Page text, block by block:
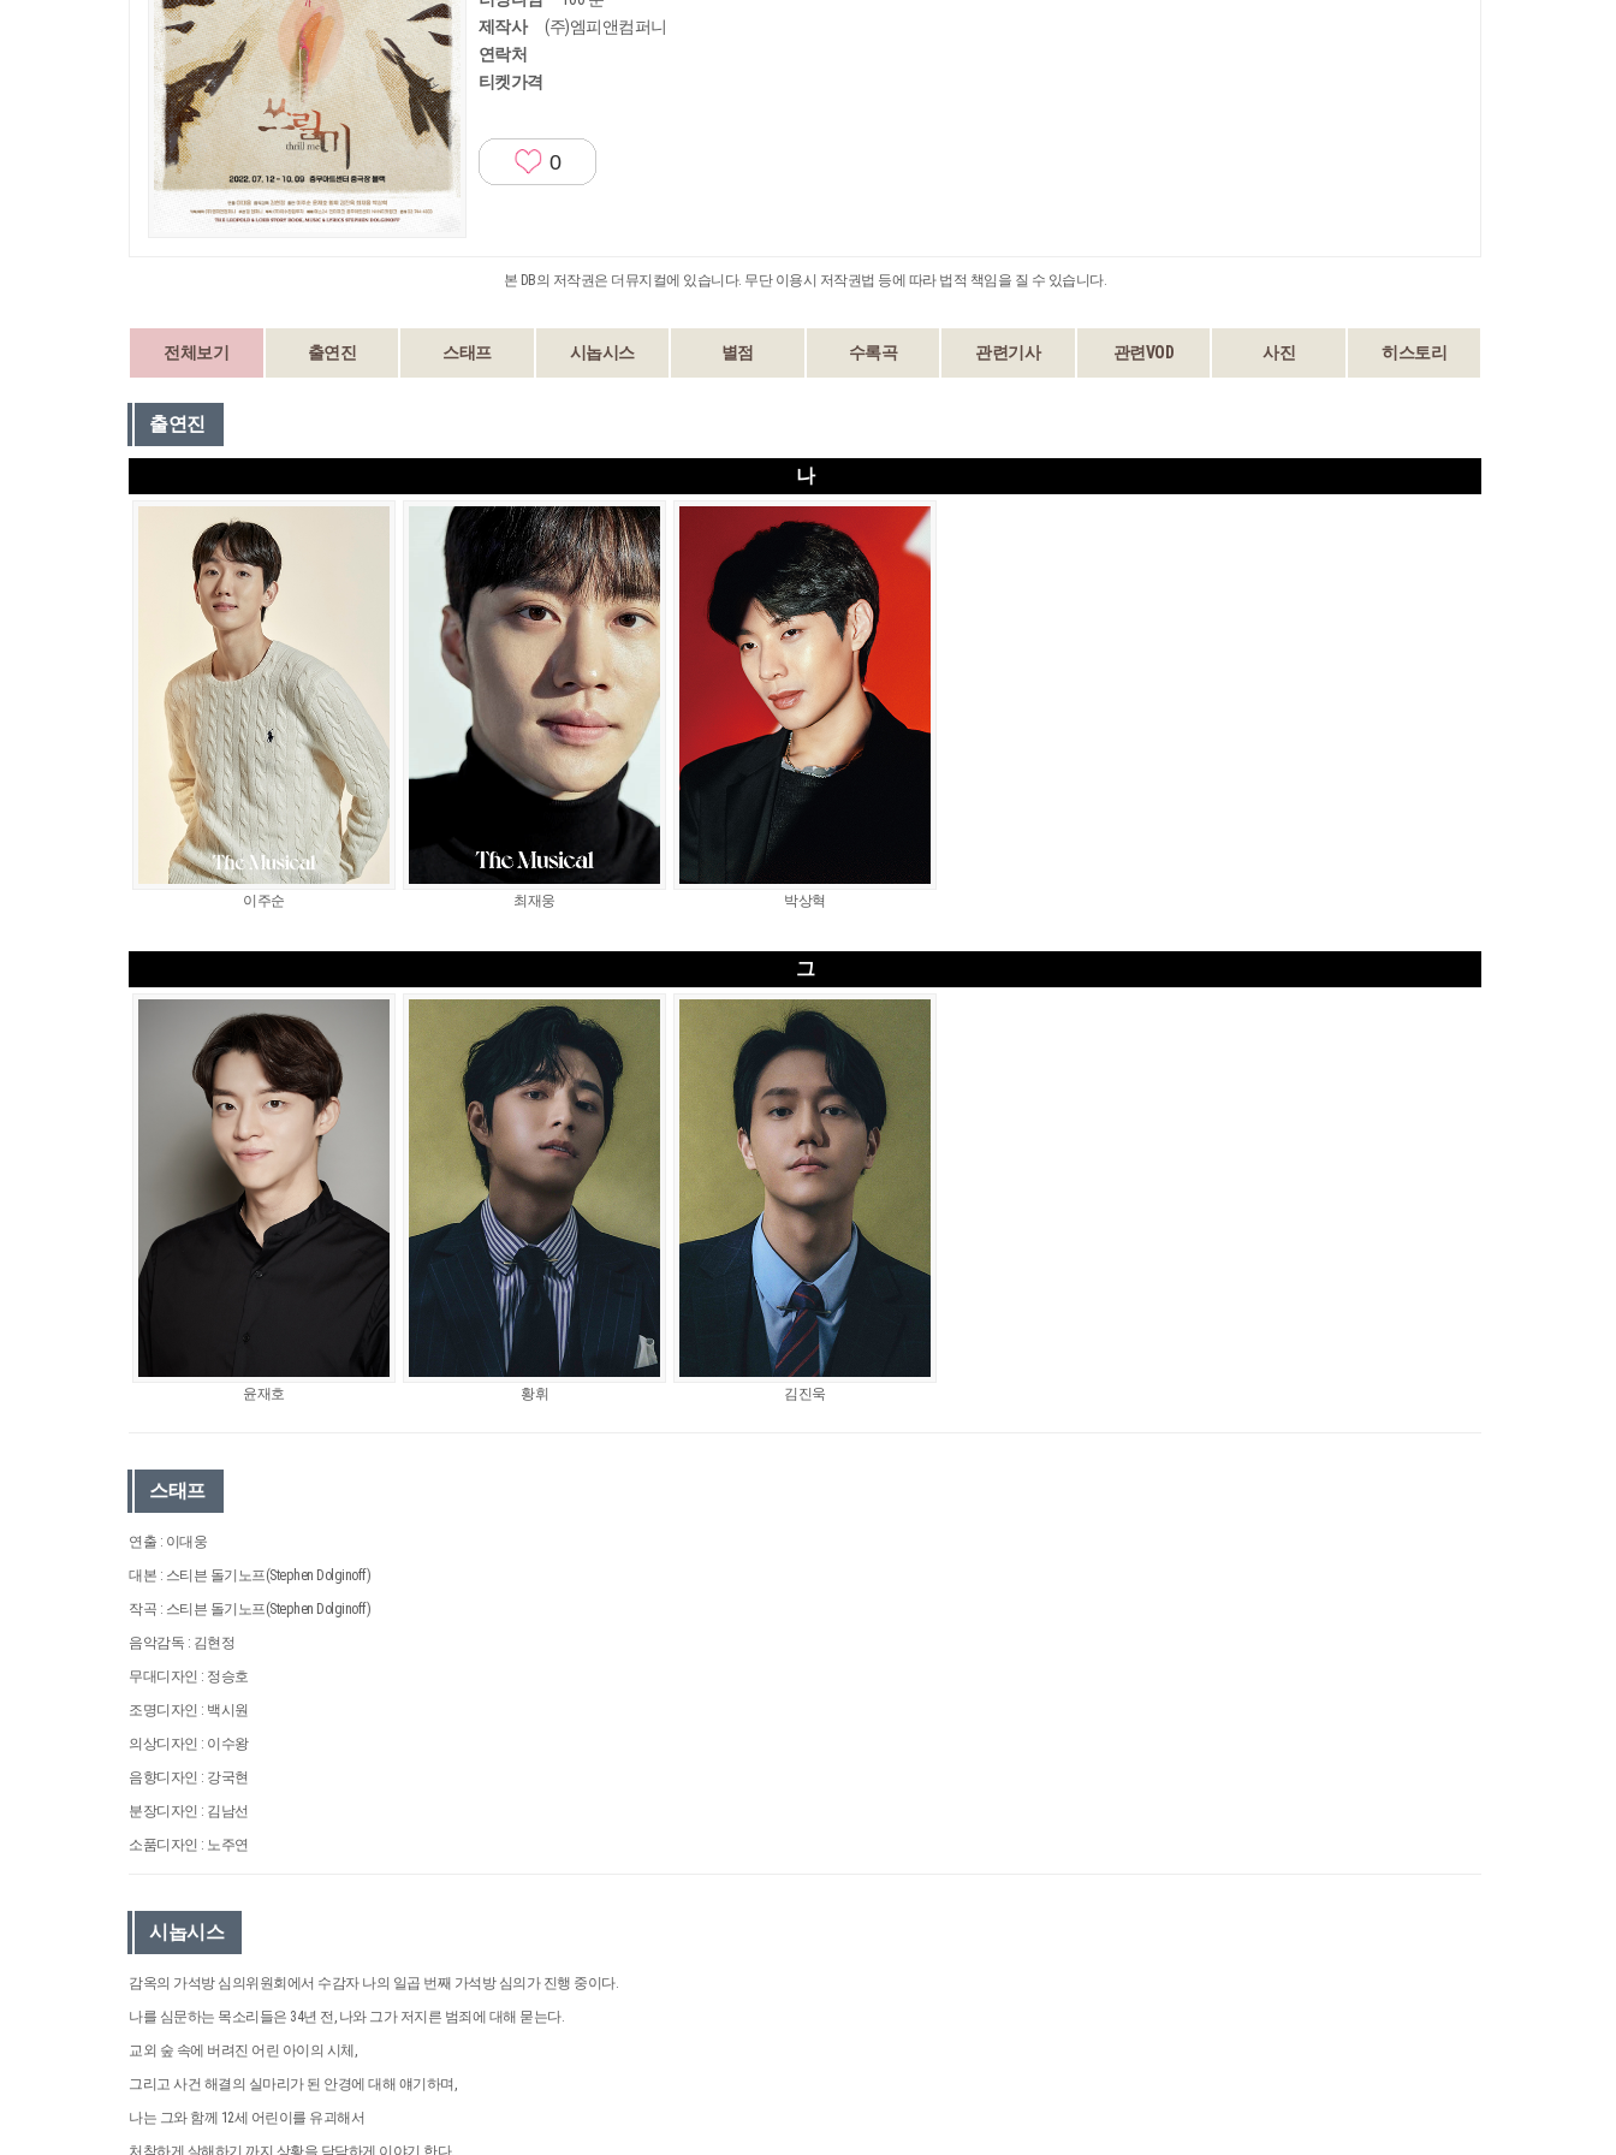
제작사
(주)엠피앤컴퍼니
연락처
티켓가격
0
본 DB의 저작권은 더뮤지컬에 있습니다. 무단 이용시 저작권법 등에 따라 법적 책임을 질 수 있습니다.
전체보기 출연진 스태프 시놉시스 별점 수록곡 관련기사 관련VOD 사진 히스토리
출연진
나
이주순 최재웅 박상혁
그
윤재호 황휘 김진욱
스태프
연출 : 이대웅
대본 : 스티븐 돌기노프(Stephen Dolginoff)
작곡 : 스티븐 돌기노프(Stephen Dolginoff)
음악감독 : 김현정
무대디자인 : 정승호
조명디자인 : 백시원
의상디자인 : 이수왕
음향디자인 : 강국현
분장디자인 : 김남선
소품디자인 : 노주연
시놉시스
감옥의 가석방 심의위원회에서 수감자 나의 일곱 번째 가석방 심의가 진행 중이다.
나를 심문하는 목소리들은 34년 전, 나와 그가 저지른 범죄에 대해 묻는다.
교외 숲 속에 버려진 어린 아이의 시체,
그리고 사건 해결의 실마리가 된 안경에 대해 얘기하며,
나는 그와 함께 12세 어린이를 유괴해서